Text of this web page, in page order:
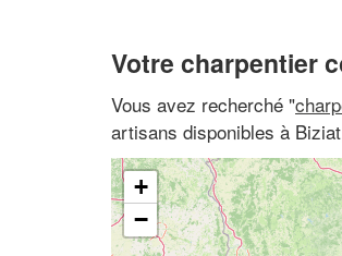
Votre charpentier
Vous avez recherché "
artisans disponibles à
+
−